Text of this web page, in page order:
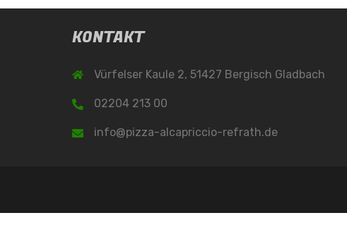
KONTAKT
Vürfelser Kaule 2, 51427 Bergisch Gladbach
02204 213 00
info@pizza-alcapriccio-refrath.de